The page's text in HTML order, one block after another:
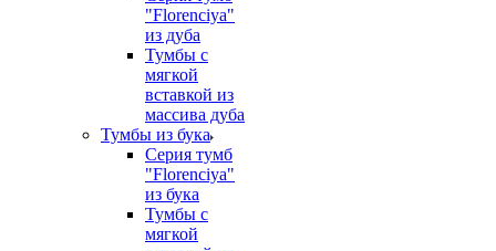
"Florenciya"
из дуба
Тумбы с
мягкой
вставкой из
массива дуба
Тумбы из бука
Серия тумб
"Florenciya"
из бука
Тумбы с
мягкой